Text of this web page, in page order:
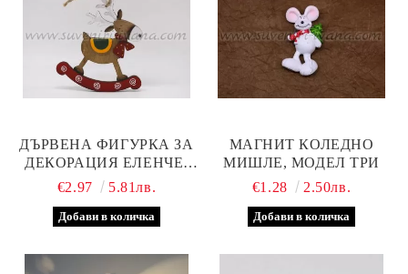
ДЪРВЕНА ФИГУРКА ЗА
ДЕКОРАЦИЯ ЕЛЕНЧЕ-
ЛЮЛКА, МОДЕЛ ЕДНО
€2.97 5.81лв.
МАГНИТ КОЛЕДНО
МИШЛЕ, МОДЕЛ ТРИ
€1.28
2.50лв.